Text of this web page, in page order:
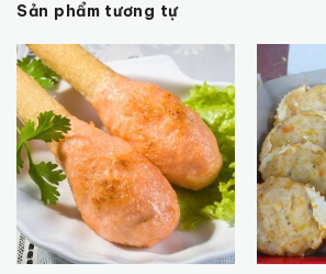
Sản phẩm tương tự